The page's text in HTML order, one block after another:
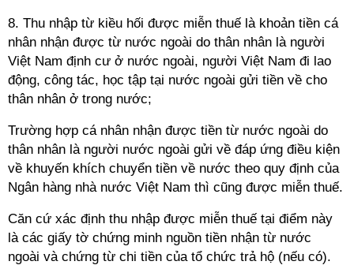
8. Thu nhập từ kiều hối được miễn thuế là khoản tiền cá
nhân nhận được từ nước ngoài do thân nhân là người
Việt Nam định cư ở nước ngoài, người Việt Nam đi lao
động, công tác, học tập tại nước ngoài gửi tiền về cho
thân nhân ở trong nước;
Trường hợp cá nhân nhận được tiền từ nước ngoài do
thân nhân là người nước ngoài gửi về đáp ứng điều kiện
về khuyến khích chuyển tiền về nước theo quy định của
Ngân hàng nhà nước Việt Nam thì cũng được miễn thuế.
Căn cứ xác định thu nhập được miễn thuế tại điểm này
là các giấy tờ chứng minh nguồn tiền nhận từ nước
ngoài và chứng từ chi tiền của tổ chức trả hộ (nếu có).